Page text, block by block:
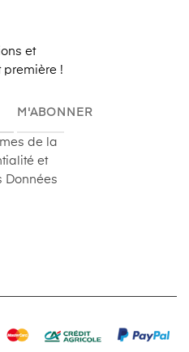
et
première !
M'ABONNER
de la
et
Données